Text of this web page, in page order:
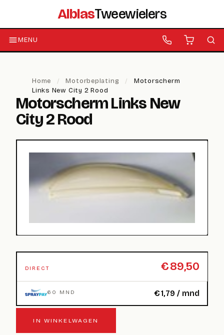
AlblasTweewielers
MENU
Home / Motorbeplating /
Motorscherm
Links New City 2 Rood
Motorscherm Links New
City 2 Rood
DIRECT €89,50
60 MND €1,79 / mnd
IN WINKELWAGEN